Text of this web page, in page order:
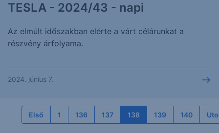
TESLA - 2024/43 - napi
Az elmúlt időszakban elérte a várt célárunkat a
részvény árfolyama.
2024. június 7.
Első 1 136 137 138 139 140